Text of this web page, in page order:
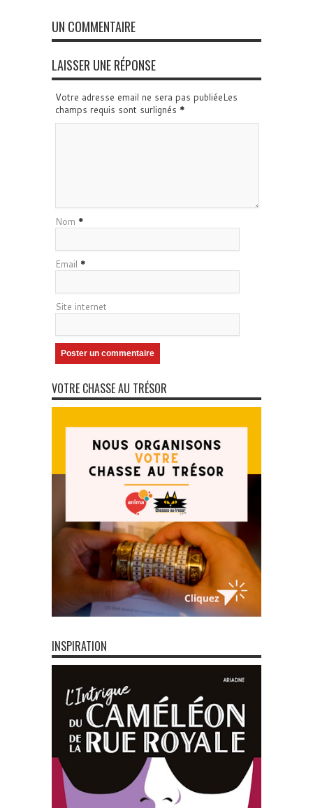
UN COMMENTAIRE
LAISSER UNE RÉPONSE
Votre adresse email ne sera pas publiéeLes
champs requis sont surlignés *
Nom *
Email *
Site internet
VOTRE CHASSE AU TRÉSOR
INSPIRATION